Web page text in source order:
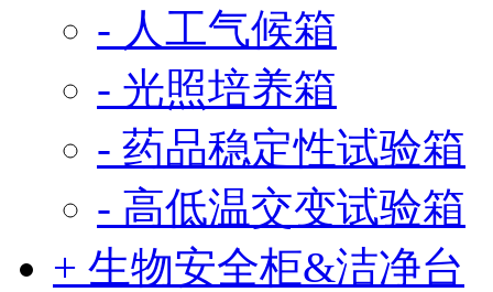
- 人工气候箱
- 光照培养箱
- 药品稳定性试验箱
- 高低温交变试验箱
+ 生物安全柜&洁净台